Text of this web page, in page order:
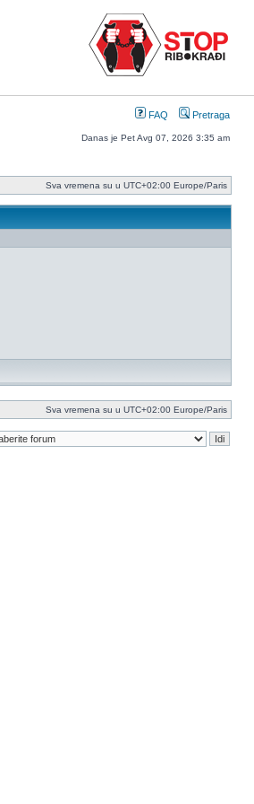
FAQ Pretraga
Danas je Pet Avg 07, 2026 3:35 am
Sva vremena su u UTC+02:00 Europe/Paris
Sva vremena su u UTC+02:00 Europe/Paris